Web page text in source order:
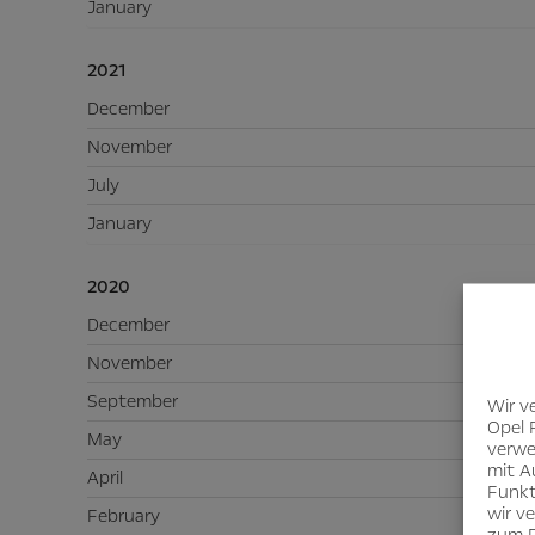
Wir
Opel
mit
wir
January
2021
December
November
July
January
2020
December
November
September
May
April
February